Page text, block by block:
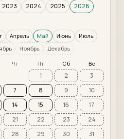
2023 2024 2025
2026
Апрель Май Июнь
Июль
Ноябрь Декабрь
Чт Пт Сб Вс
1 2
3
7 8 9
10
14 15 16
17
21 22 23
24
28 29 30 31